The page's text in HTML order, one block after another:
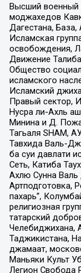
Высший
моджахедов
Дагестана,
Исламская
освобождения,
Движение
Общество
исламского
Исламский
Правый сектор,
Нусра ли-Ахль
Минина и Д.
Тагьаля SHAM,
Тавхида Валь-
ба суи давлати
Сеть, Катиба
Ахлю Сунна Валь
Артподготовка,
пахарь”,
религиозная
татарский
Челебиджихана,
Таджикистана,
джамаат,
Маньяки Культ
Легион Свобода